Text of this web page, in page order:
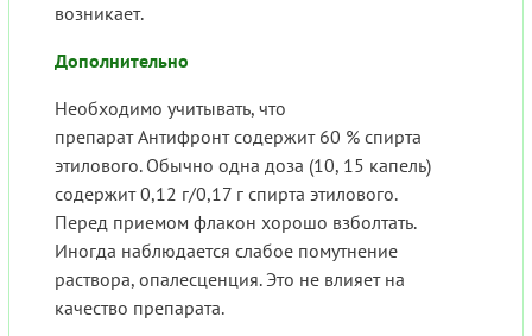
возникает.
Дополнительно
Необходимо учитывать, что
препарат Антифронт содержит 60 % спирта
этилового. Обычно одна доза (10, 15 капель)
содержит 0,12 г/0,17 г спирта этилового.
Перед приемом флакон хорошо взболтать.
Иногда наблюдается слабое помутнение
раствора, опалесценция. Это не влияет на
качество препарата.